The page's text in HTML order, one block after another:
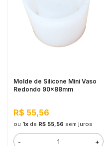
Molde de Silicone Mini Vaso
Redondo 90x88mm
R$ 55,56
ou 1xde R$ 55,56 sem juros
- +